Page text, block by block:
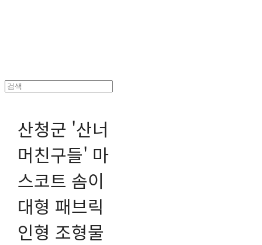
산청군 '산너
머친구들' 마
스코트 솜이
대형 패브릭
인형 조형물